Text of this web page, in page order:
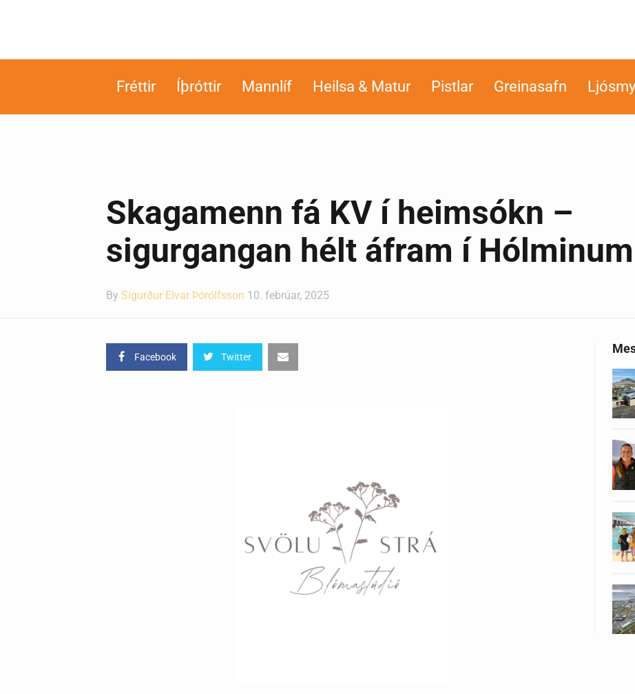
Fréttir Íþróttir Mannlíf Heilsa & Matur Pistlar Greinasafn
Skagamenn fá KV í heimsókn –
sigurgangan hélt áfram í Hólminum
By Sigurður Elvar Þórólfsson 10. febrúar, 2025
Facebook Twitter